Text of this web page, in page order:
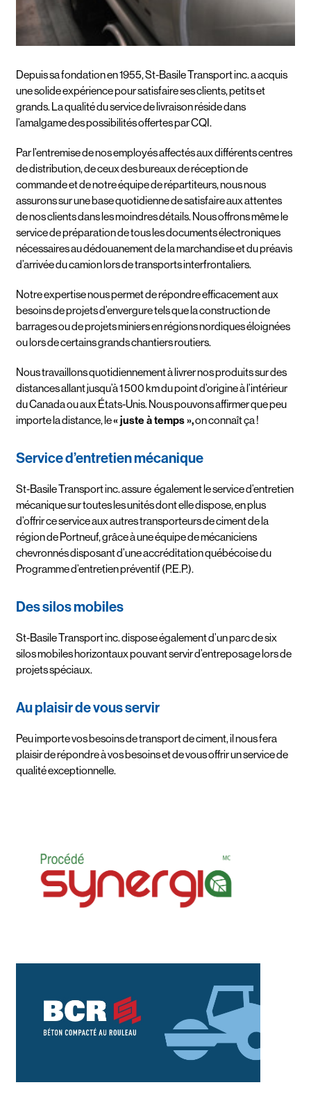
Depuis sa fondation en 1955, St-Basile Transport inc. a acquis
une solide expérience pour satisfaire ses clients, petits et
grands. La qualité du service de livraison réside dans
l’amalgame des possibilités offertes par CQI.
Par l’entremise de nos employés affectés aux différents centres
de distribution, de ceux des bureaux de réception de
commande et de notre équipe de répartiteurs, nous nous
assurons sur une base quotidienne de satisfaire aux attentes
de nos clients dans les moindres détails. Nous offrons même le
service de préparation de tous les documents électroniques
nécessaires au dédouanement de la marchandise et du préavis
d’arrivée du camion lors de transports interfrontaliers.
Notre expertise nous permet de répondre efficacement aux
besoins de projets d’envergure tels que la construction de
barrages ou de projets miniers en régions nordiques éloignées
ou lors de certains grands chantiers routiers.
Nous travaillons quotidiennement à livrer nos produits sur des
distances allant jusqu’à 1 500 km du point d’origine à l’intérieur
du Canada ou aux États-Unis. Nous pouvons affirmer que peu
importe la distance, le« juste à temps »,on connaît ça !
Service d’entretien mécanique
St-Basile Transport inc. assure également le service d’entretien
mécanique sur toutes les unités dont elle dispose, en plus
d’offrir ce service aux autres transporteurs de ciment de la
région de Portneuf, grâce à une équipe de mécaniciens
chevronnés disposant d’une accréditation québécoise du
Programme d’entretien préventif (P.E.P.).
Des silos mobiles
St-Basile Transport inc. dispose également d’un parc de six
silos mobiles horizontaux pouvant servir d’entreposage lors de
projets spéciaux.
Au plaisir de vous servir
Peu importe vos besoins de transport de ciment, il nous fera
plaisir de répondre à vos besoins et de vous offrir un service de
qualité exceptionnelle.